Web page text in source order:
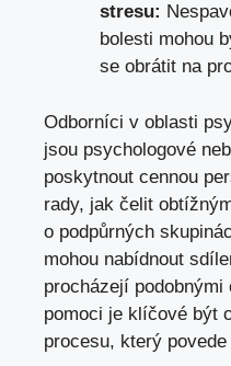
stresu:
bolesti mohou
se obrátit na
Odborníci v oblasti
jsou psychologové
poskytnout cennou
rady, jak čelit
o podpůrných
mohou nabídnout
procházejí
pomoci je klíčové být
procesu, který